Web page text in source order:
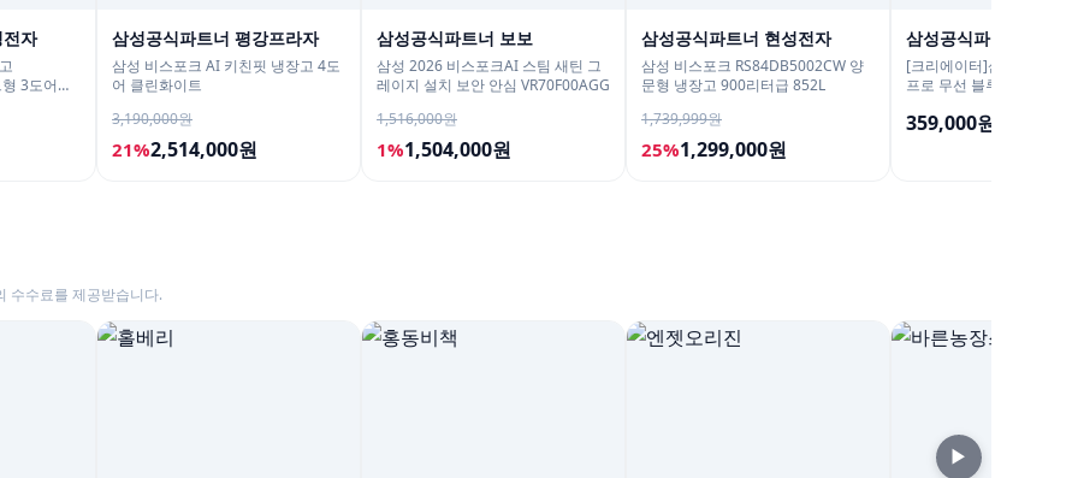
자
3도어
삼성공식파트너 평강프라자
삼성 비스포크 AI 키친핏 냉장고 4도
어 클린화이트
3,190,000원
21%2,514,000원
삼성공식파트너 보보
삼성 2026 비스포크AI 스팀 새틴 그
레이지 설치 보안 안심 VR70F00AGG
1,516,000원
1%1,504,000원
삼성공식파트너 현성전자
삼성 비스포크 RS84DB5002CW 양
문형 냉장고 900리터급 852L
1,739,999원
25%1,299,000원
삼성공식파트너사 포
[크리에이터]삼성전자 갤
프로 무선 블루투스 이어
359,000원
수수료를 제공받습니다.
▶